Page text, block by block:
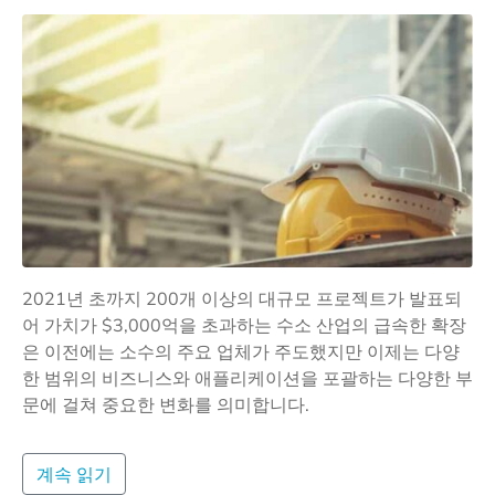
2021년 초까지 200개 이상의 대규모 프로젝트가 발표되
어 가치가 $3,000억을 초과하는 수소 산업의 급속한 확장
은 이전에는 소수의 주요 업체가 주도했지만 이제는 다양
한 범위의 비즈니스와 애플리케이션을 포괄하는 다양한 부
문에 걸쳐 중요한 변화를 의미합니다.
계속 읽기